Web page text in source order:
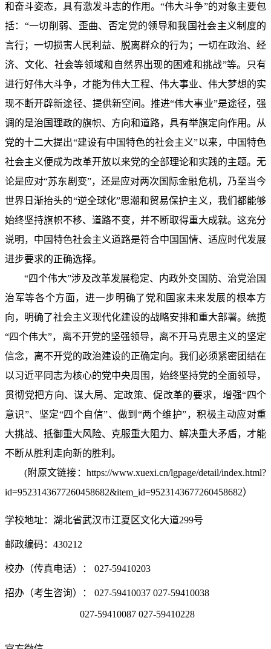
和奋斗姿态，具有激发斗志的作用。“伟大斗争”的对象主要包
括：“一切削弱、歪曲、否定党的领导和我国社会主义制度的
言行；一切损害人民利益、脱离群众的行为；一切在政治、经
济、文化、社会等领域和自然界出现的困难和挑战”等。只有
进行好伟大斗争，才能为伟大工程、伟大事业、伟大梦想的实
现不断开辟新途径、提供新空间。推进“伟大事业”是途径，强
调的是治国理政的旗帜、方向和道路，具有举旗定向作用。从
党的十二大提出“建设有中国特色的社会主义”以来，中国特色
社会主义便成为改革开放以来党的全部理论和实践的主题。无
论是应对“苏东剧变”，还是应对两次国际金融危机，乃至当今
世界日渐抬头的“逆全球化”思潮和贸易保护主义，我们都能够
始终坚持旗帜不移、道路不变，并不断取得重大成就。这充分
说明，中国特色社会主义道路是符合中国国情、适应时代发展
进步要求的正确选择。
“四个伟大”涉及改革发展稳定、内政外交国防、治党治国
治军等各个方面，进一步明确了党和国家未来发展的根本方
向，明确了社会主义现代化建设的战略安排和重大部署。统揽
“四个伟大”，离不开党的坚强领导，离不开马克思主义的坚定
信念，离不开党的政治建设的正确定向。我们必须紧密团结在
以习近平同志为核心的党中央周围，始终坚持党的全面领导，
贯彻党把方向、谋大局、定政策、促改革的要求，增强“四个
意识”、坚定“四个自信”、做到“两个维护”，积极主动应对重
大挑战、抵御重大风险、克服重大阻力、解决重大矛盾，才能
不断从胜利走向新的胜利。
(附原文链接：https://www.xuexi.cn/lgpage/detail/index.html?
id=9523143677260458682&item_id=9523143677260458682）
学校地址：湖北省武汉市江夏区文化大道299号
邮政编码：430212
校办（传真电话）： 027-59410203
招办（考生咨询）： 027-59410037 027-59410038
027-59410087 027-59410228